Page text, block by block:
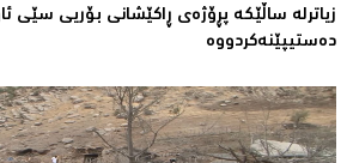
زیاترلە ساڵێکە پڕۆژەی ڕاكێشانی بۆریی سێی
دەستیپێنەکردووە